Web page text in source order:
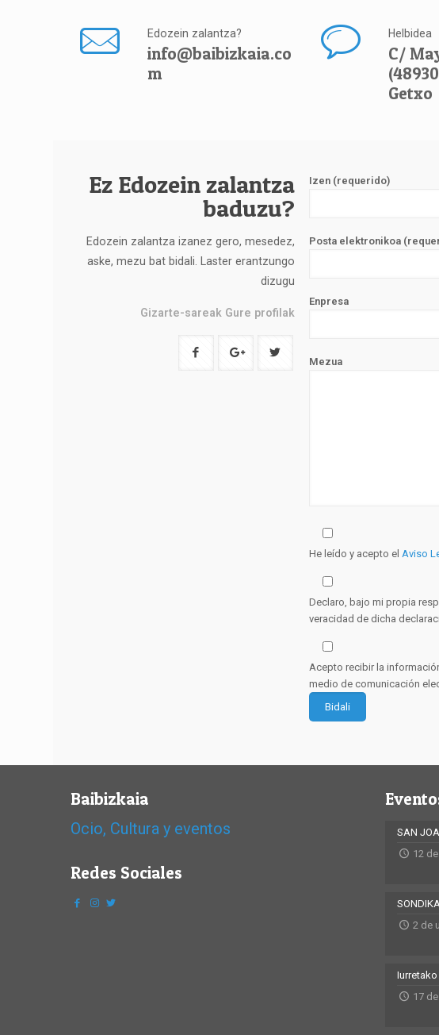
Edozein zalantza?
info@baibizkaia.co
m
Helbidea
C/
Getxo
Ez Edozein zalantza
baduzu?
Edozein zalantza izanez gero, mesedez,
aske, mezu bat bidali. Laster erantzungo
dizugu
Gizarte-sareak Gure profilak
Izen (requerido)
Posta elektronikoa
Enpresa
Mezua
He leído y acepto el Aviso
Declaro, bajo mi propia
veracidad de dicha
Acepto recibir la
medio de comunicación
Baibizkaia
Ocio, Cultura y eventos
Redes Sociales
SAN
12
2 de
17